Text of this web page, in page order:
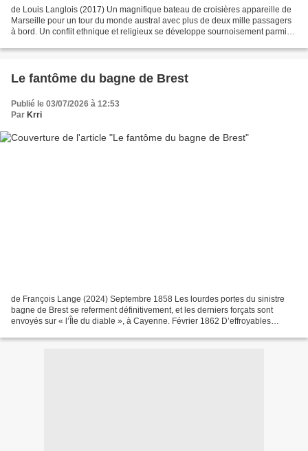
de Louis Langlois (2017) Un magnifique bateau de croisières appareille de
Marseille pour un tour du monde austral avec plus de deux mille passagers
à bord. Un conflit ethnique et religieux se développe sournoisement parmi
Le fantôme du bagne de Brest
Publié le 03/07/2026 à 12:53
Par Krri
de François Lange (2024) Septembre 1858 Les lourdes portes du sinistre
bagne de Brest se referment définitivement, et les derniers forçats sont
envoyés sur « l’Île du diable », à Cayenne. Février 1862 D’effroyables